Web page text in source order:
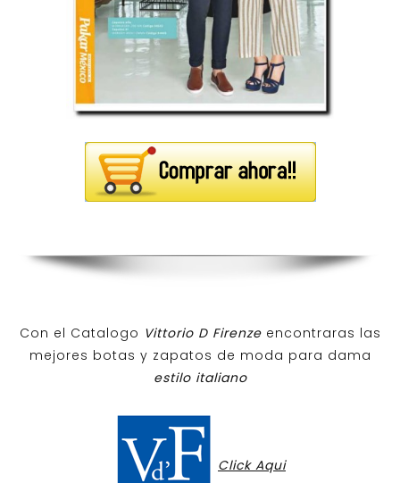
Con el Catalogo Vittorio D Firenzeencontraras las
mejores botas y zapatos de moda para dama
estilo italiano
Click Aqui